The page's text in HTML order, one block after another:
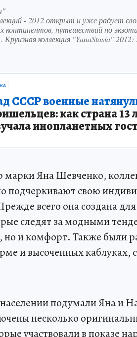
- 2012 открыт и уже радует
континентов, путешествий по
Круизная коллекция "YanaStasia"
СССР военные
как страна 13
инопланетных
марки Яна Шевченко,
подчеркивают свою
всего она создана
следят за модными
но и комфорт. Также были
и высоченных каблуках,
подумали Яна и
несколько
участвовали в показе